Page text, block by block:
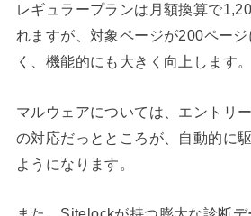
レギュラープランは月額換算で
れますが、対象ページが200ペー
く、機能的にも大きく向上します。
マルウェアについては、エントリ
の対応だっとところが、自動的に
ようになります。